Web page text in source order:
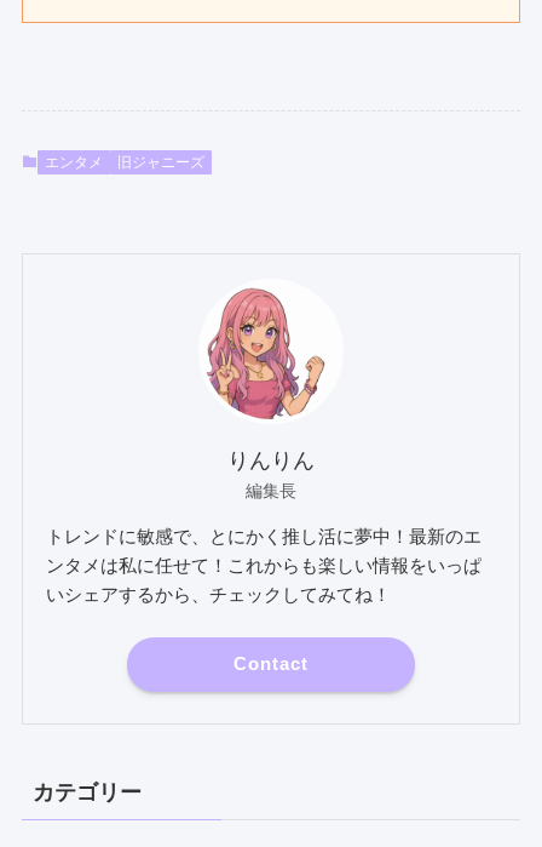
エンタメ 旧ジャニーズ
りんりん
編集長
トレンドに敏感で、とにかく推し活に夢中！最新のエ
ンタメは私に任せて！これからも楽しい情報をいっぱ
いシェアするから、チェックしてみてね！
Contact
カテゴリー